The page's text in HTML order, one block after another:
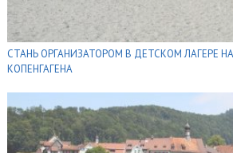
СТАНЬ ОРГАНИЗАТОРОМ В ДЕТСКОМ ЛАГЕРЕ
КОПЕНГАГЕНА